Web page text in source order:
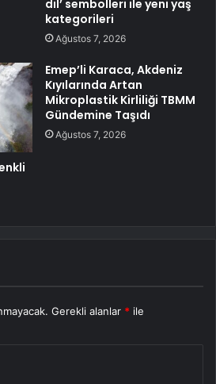
dil’ sembolleri ile yeni yaş
kategorileri
Ağustos 7, 2026
Emep’li Karaca, Akdeniz
Kıyılarında Artan
Mikroplastik Kirliliği TBMM
Gündemine Taşıdı
Ağustos 7, 2026
Gerekli alanlar * ile